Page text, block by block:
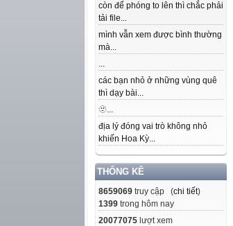
còn để phóng to lên thì chắc phải
tải file...
mình vẫn xem được bình thường
mà...
...
các bạn nhỏ ở những vùng quê
thì dạy bài...
🫥...
địa lý đóng vai trò không nhỏ
khiến Hoa Kỳ...
THỐNG KÊ
8659069 truy cập (chi tiết)
1399 trong hôm nay
20077075 lượt xem